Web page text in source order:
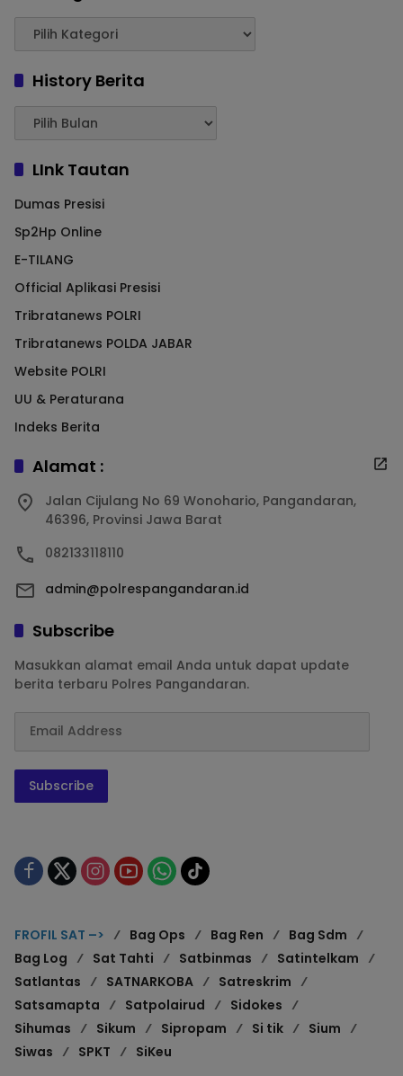
History Berita
LInk Tautan
Dumas Presisi
Sp2Hp Online
E-TILANG
Official Aplikasi Presisi
Tribratanews POLRI
Tribratanews POLDA JABAR
Website POLRI
UU & Peraturana
Indeks Berita
Alamat :
Jalan Cijulang No 69 Wonohario, Pangandaran,
46396, Provinsi Jawa Barat
082133118110
admin@polrespangandaran.id
Subscribe
Masukkan alamat email Anda untuk dapat update
berita terbaru Polres Pangandaran.
Subscribe
FROFIL SAT –> Bag Ops Bag Ren
Bag Sdm
Bag Log
Sat Tahti Satbinmas
Satintelkam
Satlantas
SATNARKOBA
Satreskrim
Satsamapta
Satpolairud
Sidokes
Sihumas
Sikum Sipropam Si tik
Sium
Siwas
SPKT
SiKeu